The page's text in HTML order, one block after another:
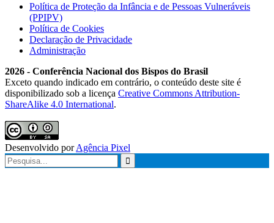
Política de Proteção da Infância e de Pessoas Vulneráveis
(PPIPV)
Política de Cookies
Declaração de Privacidade
Administração
2026 - Conferência Nacional dos Bispos do Brasil
Exceto quando indicado em contrário, o conteúdo deste site é
disponibilizado sob a licença Creative Commons Attribution-
ShareAlike 4.0 International.
Desenvolvido porAgência Pixel